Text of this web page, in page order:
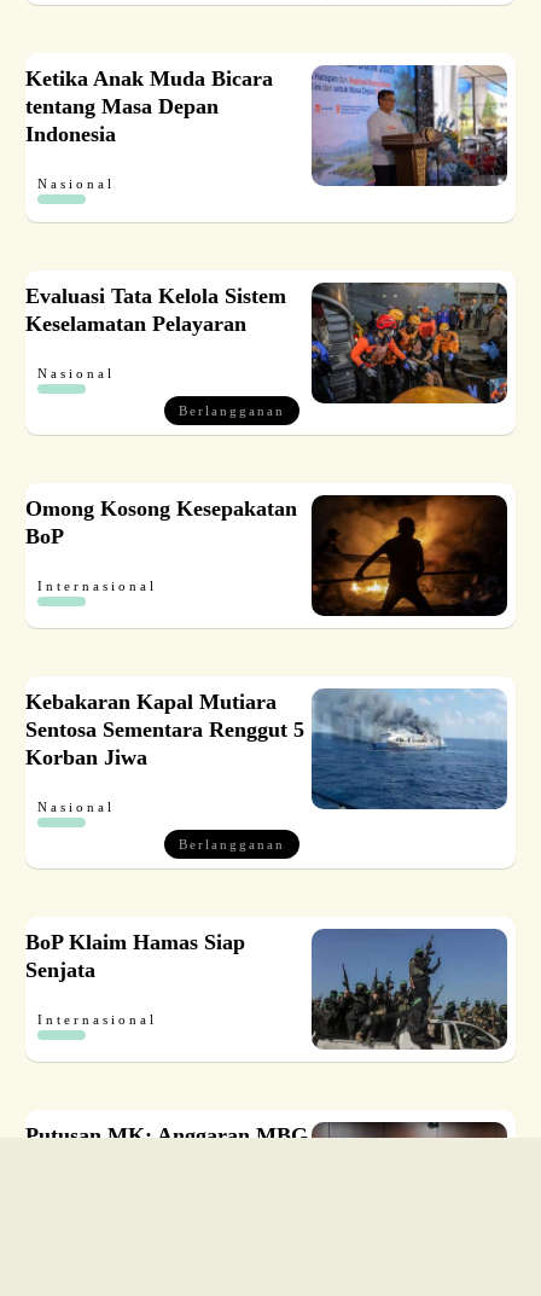
Ketika Anak Muda Bicara
tentang Masa Depan
Indonesia
Nasional
Evaluasi Tata Kelola Sistem
Keselamatan Pelayaran
Nasional
Berlangganan
Omong Kosong Kesepakatan
BoP
Internasional
Kebakaran Kapal Mutiara
Sentosa Sementara Renggut 5
Korban Jiwa
Nasional
Berlangganan
BoP Klaim Hamas Siap
Senjata
Internasional
Putusan MK: Anggaran MBG